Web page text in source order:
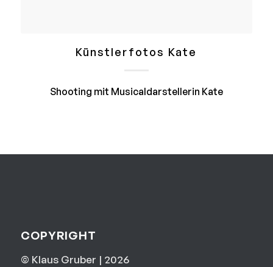
Künstlerfotos Kate
Shooting mit Musicaldarstellerin Kate
COPYRIGHT
© Klaus Gruber | 2026